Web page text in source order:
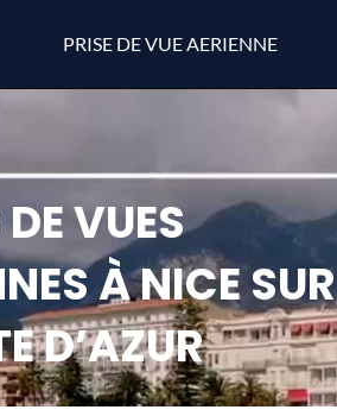
PRISE DE VUE AERIENNE
VUES
À NICE SUR
D’AZUR